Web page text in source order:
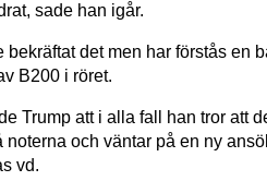
sade han igår.
bekräftat det men har förstås en
B200 i röret.
Trump att i alla fall han tror att
noterna och väntar på en ny
vd.